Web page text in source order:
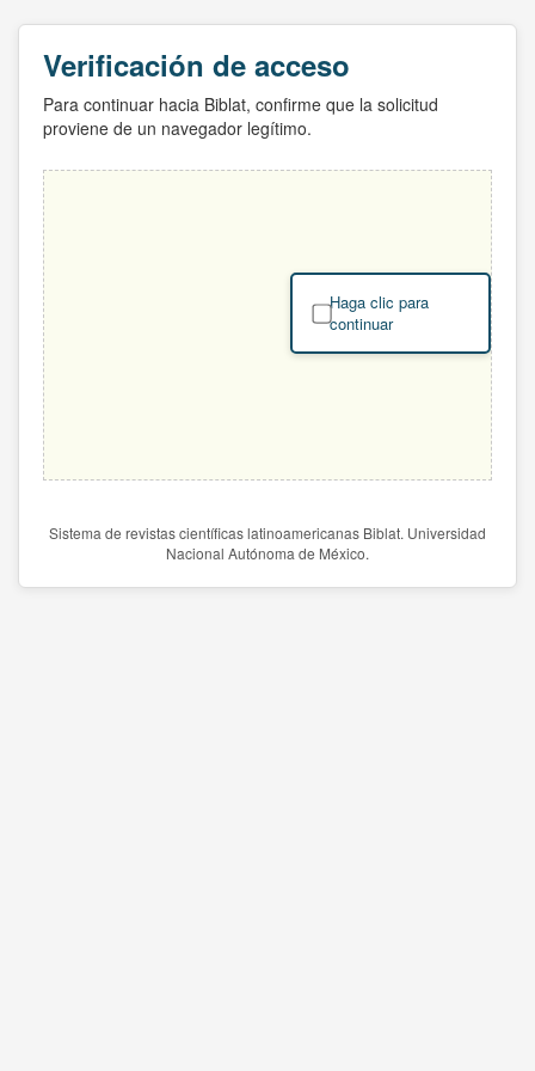
Verificación de acceso
Para continuar hacia Biblat, confirme que la solicitud
proviene de un navegador legítimo.
Haga clic para
continuar
Sistema de revistas científicas latinoamericanas Biblat. Universidad
Nacional Autónoma de México.